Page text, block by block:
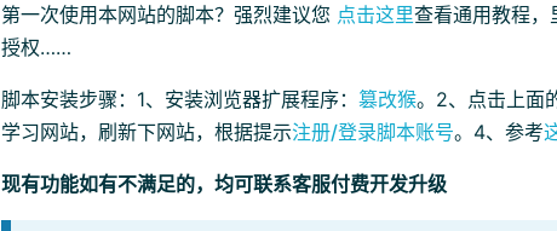
第一次使用本网站的脚本？强烈建议您 点击这里查看通用教程，
授权……
脚本安装步骤：1、安装浏览器扩展程序： 篡改猴。2、点击上面
学习网站，刷新下网站，根据提示注册/登录脚本账号。4、参考
现有功能如有不满足的，均可联系客服付费开发升级